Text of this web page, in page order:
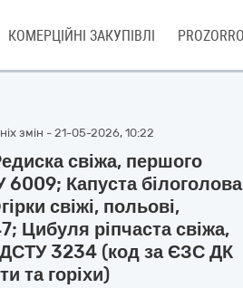
КОМЕРЦІЙНІ ЗАКУПІВЛІ
змін - 21-05-2026, 10:22
свіжа, першого
6009; Капуста білоголова
свіжі, польові,
Цибуля ріпчаста свіжа,
ДСТУ 3234 (код за ЄЗС ДК
та горіхи)